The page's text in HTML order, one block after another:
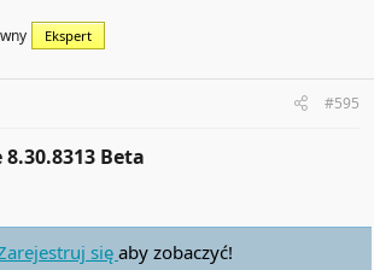
Ekspert
#595
Beta​
sięaby zobaczyć!